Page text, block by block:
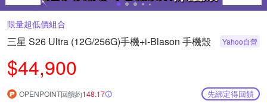
限量超低價組合
三星 S26 Ultra (12G/256G)手機+i-Blason 手機殼
$44,900
Yahoo自營
OPENPOINT回饋約148.17 先綁定得回饋